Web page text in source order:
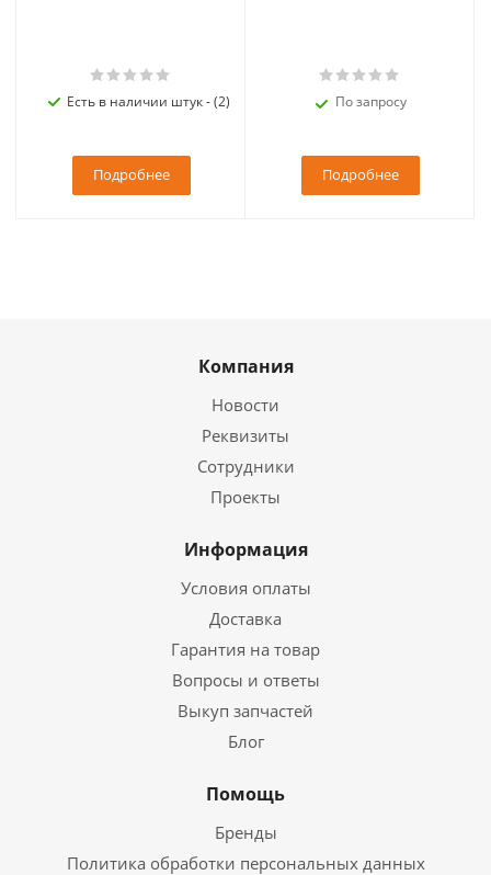
Есть в наличии штук - (2)
Подробнее
По запросу
Подробнее
Компания
Новости
Реквизиты
Сотрудники
Проекты
Информация
Условия оплаты
Доставка
Гарантия на товар
Вопросы и ответы
Выкуп запчастей
Блог
Помощь
Бренды
Политика обработки персональных данных